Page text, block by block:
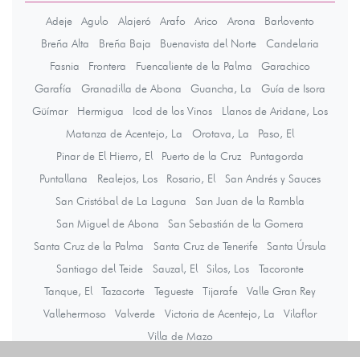
Adeje Agulo Alajeró Arafo Arico Arona
Barlovento
Breña Alta
Breña Baja Buenavista del Norte
Candelaria
Fasnia
Frontera Fuencaliente de la Palma
Garachico
Garafía
Granadilla de Abona Guancha, La
Guía de Isora
Güímar
Hermigua Icod de los Vinos
Llanos de Aridane, Los
Matanza de Acentejo, La
Orotava, La
Paso, El
Pinar de El Hierro, El
Puerto de la Cruz
Puntagorda
Puntallana
Realejos, Los Rosario, El
San Andrés y Sauces
San Cristóbal de La Laguna
San Juan de la Rambla
San Miguel de Abona
San Sebastián de la Gomera
Santa Cruz de la Palma
Santa Cruz de Tenerife
Santa Úrsula
Santiago del Teide
Sauzal, El Silos, Los
Tacoronte
Tanque, El
Tazacorte Tegueste Tijarafe
Valle Gran Rey
Vallehermoso
Valverde Victoria de Acentejo, La
Vilaflor
Villa de Mazo